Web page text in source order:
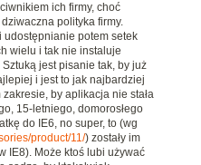
ich firmy, choć
polityka firmy.
potem setek
wielu i tak nie instaluje
jest pisanie tak, by już
i jest to jak najbardziej
by aplikacja nie stała
15-letniego, domorosłego
do IE6, no super, to (wg
product/11/) zostały im
IE8). Może ktoś lubi używać